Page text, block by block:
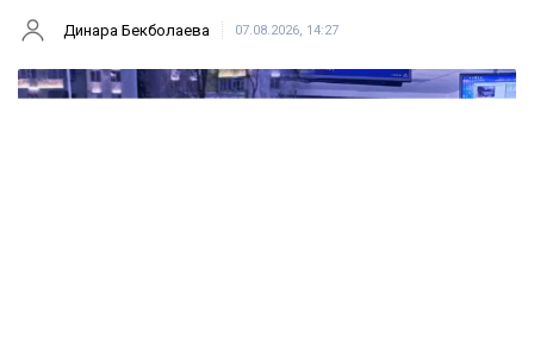
Динара Бекболаева 07.08.2026, 14:27